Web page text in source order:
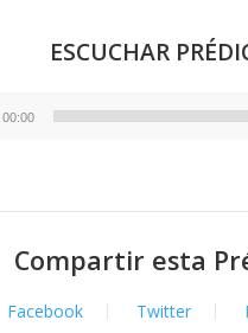
ESCUCHAR
00:00
Compartir esta
Facebook Twitter